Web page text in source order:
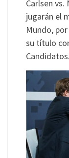
Carlsen
jugarán el
Mundo,
su título
Candidatos.